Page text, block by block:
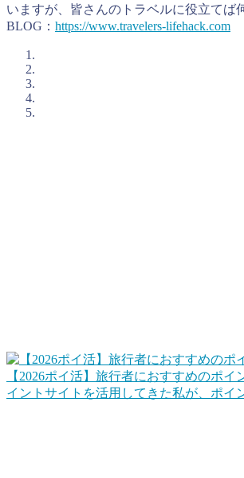
いますが、皆さんのトラベルに役立てば
BLOG： https://www.travelers-lifehack.com
【2026ポイ活】旅行者におすすめのポ
イントサイトを活用してきた私が、ポイ